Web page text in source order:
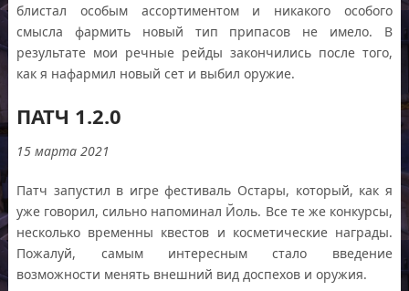
блистал особым ассортиментом и никакого особого
смысла фармить новый тип припасов не имело. В
результате мои речные рейды закончились после того,
как я нафармил новый сет и выбил оружие.
ПАТЧ 1.2.0
15 марта 2021
Патч запустил в игре фестиваль Остары, который, как я
уже говорил, сильно напоминал Йоль. Все те же конкурсы,
несколько временны квестов и косметические награды.
Пожалуй, самым интересным стало введение
возможности менять внешний вид доспехов и оружия.